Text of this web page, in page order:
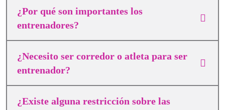
¿Por qué son importantes los
entrenadores?
¿Necesito ser corredor o atleta para ser
entrenador?
¿Existe alguna restricción sobre las